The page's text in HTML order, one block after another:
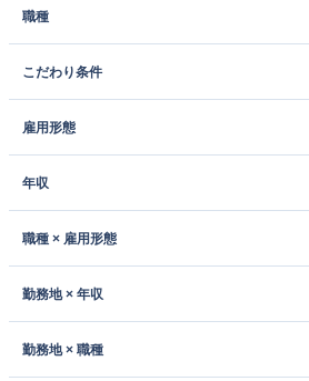
職種
こだわり条件
雇用形態
年収
職種 × 雇用形態
勤務地 × 年収
勤務地 × 職種